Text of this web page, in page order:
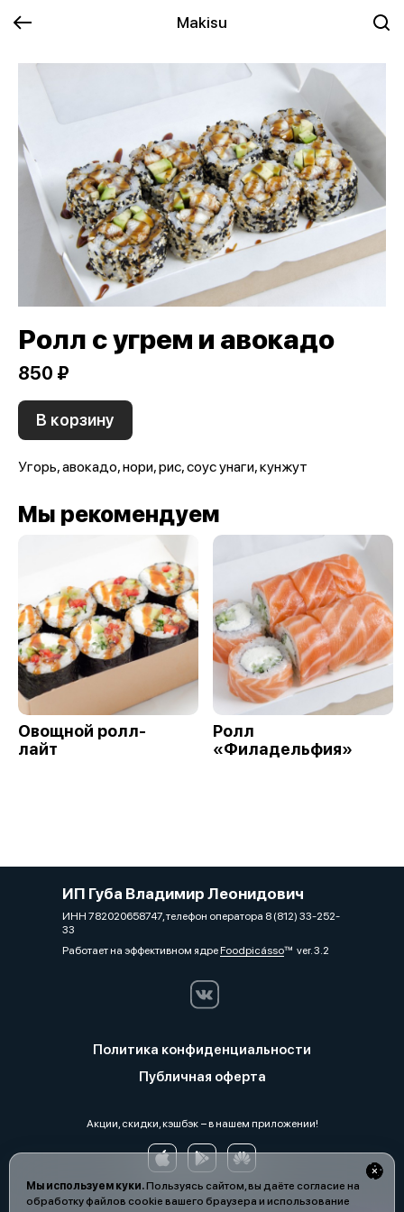
Makisu
Мы используем куки.Пользуясь сайтом, вы даёте согласие на
обработку файлов cookie вашего браузера и использование
Ролл с угрем и авокадо
850 ₽
В корзину
Угорь, авокадо, нори, рис, соус унаги, кунжут
Мы рекомендуем
Овощной ролл-
лайт
Ролл
«Филадельфия»
ИП Губа Владимир Леонидович
ИНН 782020658747, телефон оператора 8 (812) 33-252-
33
Работает на эффективном ядреFoodpicássover. 3.2
Политика конфиденциальности
Публичная оферта
Акции, скидки, кэшбэк − в нашем приложении!